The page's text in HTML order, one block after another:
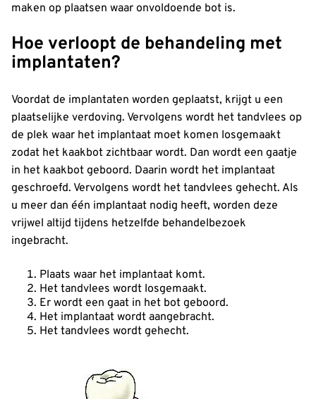
maken op plaatsen waar onvoldoende bot is.
Hoe verloopt de behandeling met
implantaten?
Voordat de implantaten worden geplaatst, krijgt u een
plaatselijke verdoving. Vervolgens wordt het tandvlees op
de plek waar het implantaat moet komen losgemaakt
zodat het kaakbot zichtbaar wordt. Dan wordt een gaatje
in het kaakbot geboord. Daarin wordt het implantaat
geschroefd. Vervolgens wordt het tandvlees gehecht. Als
u meer dan één implantaat nodig heeft, worden deze
vrijwel altijd tijdens hetzelfde behandelbezoek
ingebracht.
Plaats waar het implantaat komt.
Het tandvlees wordt losgemaakt.
Er wordt een gaat in het bot geboord.
Het implantaat wordt aangebracht.
Het tandvlees wordt gehecht.